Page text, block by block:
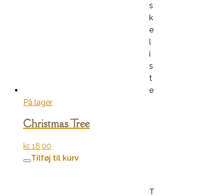
s
k
e
l
i
s
t
e
På lager
Christmas Tree
kr. 18,00
Tilføj til kurv
T